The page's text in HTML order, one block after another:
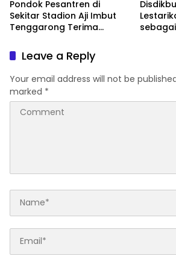
Pondok Pesantren di
Sekitar Stadion Aji Imbut
Tenggarong Terima
Leave a Reply
Your email address will not be
marked *